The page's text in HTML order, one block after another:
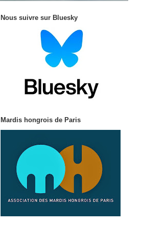
Nous suivre sur Bluesky
Mardis hongrois de Paris